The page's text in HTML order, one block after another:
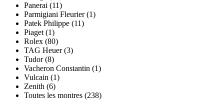
Panerai (11)
Parmigiani Fleurier (1)
Patek Philippe (11)
Piaget (1)
Rolex (80)
TAG Heuer (3)
Tudor (8)
Vacheron Constantin (1)
Vulcain (1)
Zenith (6)
Toutes les montres (238)